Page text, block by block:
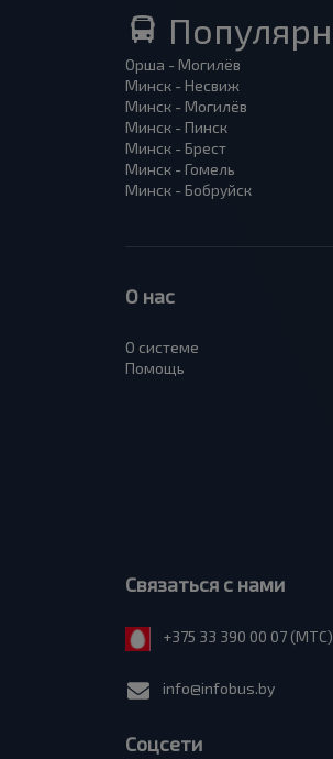
Орша - Могилёв
Минск - Несвиж
Минск - Могилёв
Минск - Пинск
Минск - Брест
Минск - Гомель
Минск - Бобруйск
О нас
О системе
Помощь
Связаться с нами
+375 33 390 00 07 (МТС)
info@infobus.by
Соцсети